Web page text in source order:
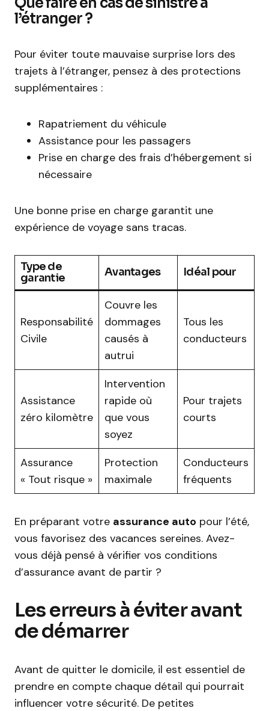
l’étranger ?
Pour éviter toute mauvaise surprise lors des
trajets à l’étranger, pensez à des protections
supplémentaires :
Rapatriement du véhicule
Assistance pour les passagers
Prise en charge des frais d’hébergement si
nécessaire
Une bonne prise en charge garantit une
expérience de voyage sans tracas.
Type de
garantie
Avantages Idéal pour
Responsabilité
Civile
Couvre les
dommages
causés à
autrui
Tous les
conducteurs
Assistance
zéro kilomètre
Intervention
rapide où
que vous
soyez
Pour trajets
courts
Assurance
« Tout risque »
Protection
maximale
Conducteurs
fréquents
En préparant votre assurance auto pour l’été,
vous favorisez des vacances sereines. Avez-
vous déjà pensé à vérifier vos conditions
d’assurance avant de partir ?
Les erreurs à éviter avant
de démarrer
Avant de quitter le domicile, il est essentiel de
prendre en compte chaque détail qui pourrait
influencer votre sécurité. De petites